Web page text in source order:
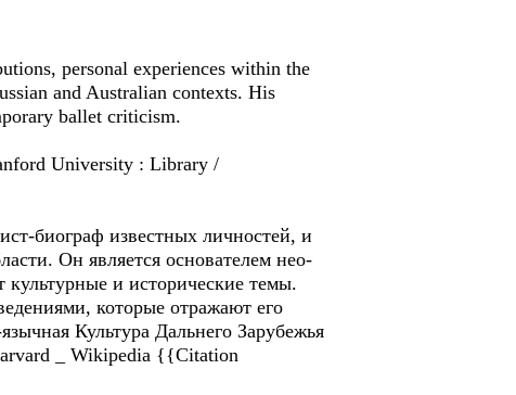
personal experiences within the
and Australian contexts. His
ballet criticism.
University : Library /
биограф известных личностей, и
Он является основателем нео-
культурные и исторические темы.
которые отражают его
Культура Дальнего Зарубежья
_ Wikipedia {{Citation